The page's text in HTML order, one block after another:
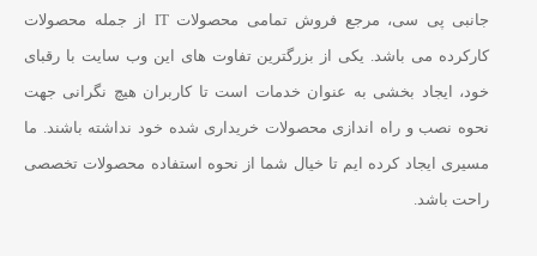
جانبی پی سی، مرجع فروش تمامی محصولات IT از جمله محصولات
کارکرده می باشد. یکی از بزرگترین تفاوت های این وب سایت با رقبای
خود، ایجاد بخشی به عنوان خدمات است تا کاربران هیچ نگرانی جهت
نحوه نصب و راه اندازی محصولات خریداری شده خود نداشته باشند. ما
مسیری ایجاد کرده ایم تا خیال شما از نحوه استفاده محصولات تخصصی
راحت باشد.